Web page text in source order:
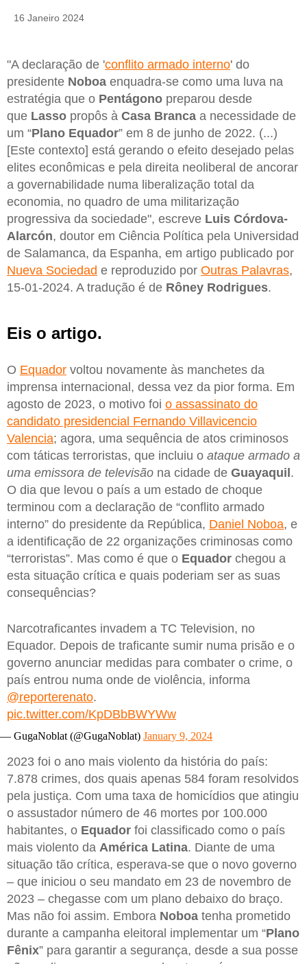
16 Janeiro 2024
"A declaração de 'conflito armado interno' do
presidente Noboa enquadra-se como uma luva na
estratégia que o Pentágono preparou desde
que Lasso propôs à Casa Branca a necessidade de
um “Plano Equador” em 8 de junho de 2022. (...)
[Este contexto] está gerando o efeito desejado pelas
elites econômicas e pela direita neoliberal de ancorar
a governabilidade numa liberalização total da
economia, no quadro de uma militarização
progressiva da sociedade", escreve Luis Córdova-
Alarcón, doutor em Ciência Política pela Universidad
de Salamanca, da Espanha, em artigo publicado por
Nueva Sociedad e reproduzido por Outras Palavras,
15-01-2024. A tradução é de Rôney Rodrigues.
Eis o artigo.
O Equador voltou novamente às manchetes da
imprensa internacional, dessa vez da pior forma. Em
agosto de 2023, o motivo foi o assassinato do
candidato presidencial Fernando Villavicencio
Valencia; agora, uma sequência de atos criminosos
com táticas terroristas, que incluiu o ataque armado a
uma emissora de televisão na cidade de Guayaquil.
O dia que levou o país a um estado de choque
terminou com a declaração de “conflito armado
interno” do presidente da República, Daniel Noboa, e
a identificação de 22 organizações criminosas como
“terroristas”. Mas como é que o Equador chegou a
esta situação crítica e quais poderiam ser as suas
consequências?
Narcotraficantes invadem a TC Television, no
Equador. Depois de traficante sumir numa prisão e o
governo anunciar medidas para combater o crime, o
país entrou numa onde de violência, informa
@reporterenato.
pic.twitter.com/KpDBbBWYWw
— GugaNoblat (@GugaNoblat) January 9, 2024
2023 foi o ano mais violento da história do país:
7.878 crimes, dos quais apenas 584 foram resolvidos
pela justiça. Com uma taxa de homicídios que atingiu
o assustador número de 46 mortes por 100.000
habitantes, o Equador foi classificado como o país
mais violento da América Latina. Diante de uma
situação tão crítica, esperava-se que o novo governo
– que iniciou o seu mandato em 23 de novembro de
2023 – chegasse com um plano debaixo do braço.
Mas não foi assim. Embora Noboa tenha prometido
durante a campanha eleitoral implementar um “Plano
Fênix” para garantir a segurança, desde a sua posse